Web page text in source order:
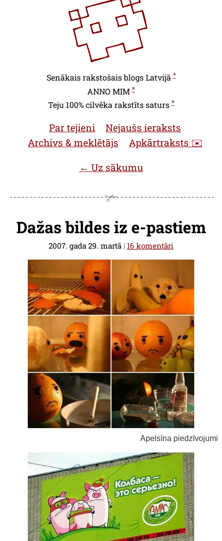
Senākais rakstošais blogs Latvijā*
ANNO MIM *
Teju 100% cilvēka rakstīts saturs*
Par tejieni
Nejaušs ieraksts
Archivs & meklētājs
Apkārtraksts ✉️
← Uz sākumu
Dažas bildes iz e-pastiem
2007. gada 29. martā | 16 komentāri
Apelsīna piedzīvojumi